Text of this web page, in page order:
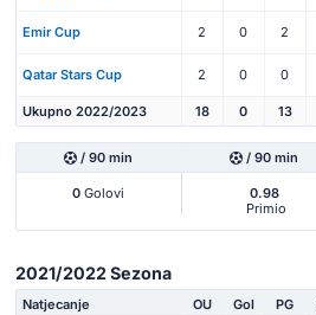
Emir Cup 2 0 2
Qatar Stars Cup 2 0 0
Ukupno 2022/2023 18 0 13
/ 90 min / 90 min
0 Golovi
0.98
Primio
2021/2022 Sezona
Natjecanje OU Gol PG